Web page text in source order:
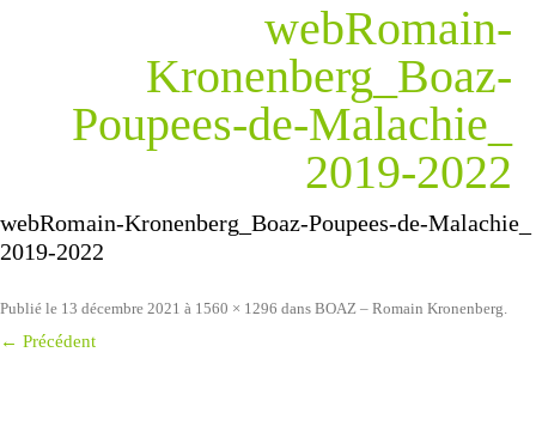
webRomain-
Kronenberg_Boaz-
Poupees-de-Malachie_
2019-2022
webRomain-Kronenberg_Boaz-Poupees-de-Malachie_
2019-2022
Publié le 13 décembre 2021 à 1560 × 1296 dans BOAZ – Romain Kronenberg.
← Précédent